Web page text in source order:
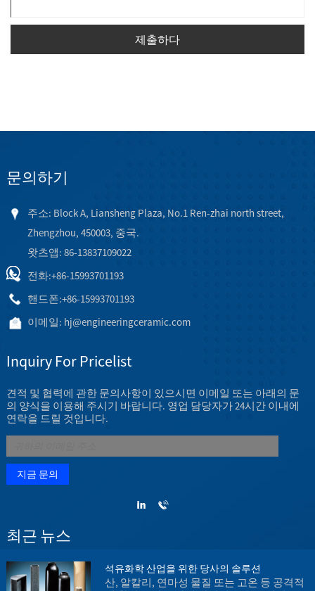
제출하다
문의하기
주소: Block A, Liansheng Plaza, No.1 Ren-zhai north street,
Zhengzhou, 450003, 중국.
왓츠앱: 86-13837109022
전화:+86-15993701193
핸드폰:+86-15993701193
이메일: hj@engineeringceramic.com
Inquiry For Pricelist
견적 및 협력에 관한 문의사항이 있으시면 이메일 또는 아래의 문
의 양식을 이용해 주시기 바랍니다. 영업 담당자가 24시간 이내에
연락을 드릴 것입니다.
최근 뉴스
석유화학 산업을 위한 당사의 솔루션
산, 알칼리, 연마성 물질 또는 고온 등 공격적